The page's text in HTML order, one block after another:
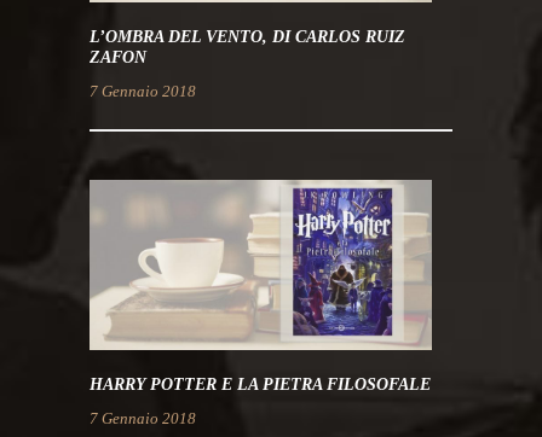
L’OMBRA DEL VENTO, DI CARLOS RUIZ
ZAFON
7 Gennaio 2018
HARRY POTTER E LA PIETRA FILOSOFALE
7 Gennaio 2018